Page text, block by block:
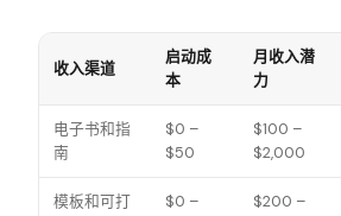
收入渠道
启动成
本
月收入潜
力
电子书和指
南
$0 –
$50
$100 –
$2,000
模板和可打
$0 –
$200 –